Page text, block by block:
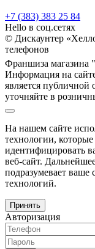
+7 (383) 383 25 84
Hello в соц.сетях
© Дискаунтер
телефонов
Франшиза магазина "
Информация на
является
уточняйте в
На нашем сайте
технологии,
идентифицировать
веб-сайт.
подразумевает ваше
технологий.
Принять
Авторизация